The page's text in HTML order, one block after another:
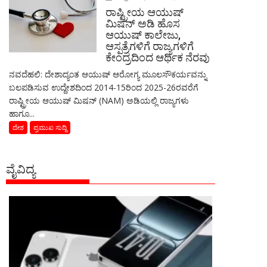
ರಾಷ್ಟ್ರೀಯ ಆಯುಷ್
ಮಿಷನ್ ಅಡಿ ಹೊಸ
ಆಯುಷ್ ಕಾಲೇಜು,
ಆಸ್ಪತ್ರೆಗಳಿಗೆ ರಾಜ್ಯಗಳಿಗೆ
ಕೇಂದ್ರದಿಂದ ಆರ್ಥಿಕ ನೆರವು
ನವದೆಹಲಿ: ದೇಶಾದ್ಯಂತ ಆಯುಷ್ ಆರೋಗ್ಯ ಮೂಲಸೌಕರ್ಯವನ್ನು
ಬಲಪಡಿಸುವ ಉದ್ದೇಶದಿಂದ 2014-15ರಿಂದ 2025-26ರವರೆಗೆ
ರಾಷ್ಟ್ರೀಯ ಆಯುಷ್ ಮಿಷನ್ (NAM) ಅಡಿಯಲ್ಲಿ ರಾಜ್ಯಗಳು
ಹಾಗೂ...
ದೇಶ ಪ್ರಮುಖ ಸುದ್ದಿ
ವೈವಿದ್ಯ